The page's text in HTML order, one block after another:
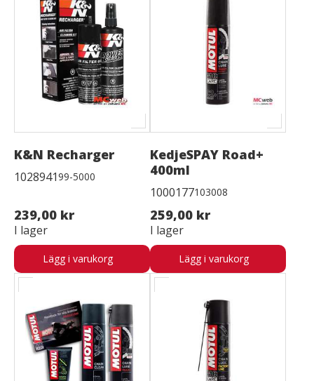
K&N Recharger
102894199-5000
239,00 kr
I lager
Lägg i varukorg
KedjeSPAY Road+
400ml
1000177103008
259,00 kr
I lager
Lägg i varukorg